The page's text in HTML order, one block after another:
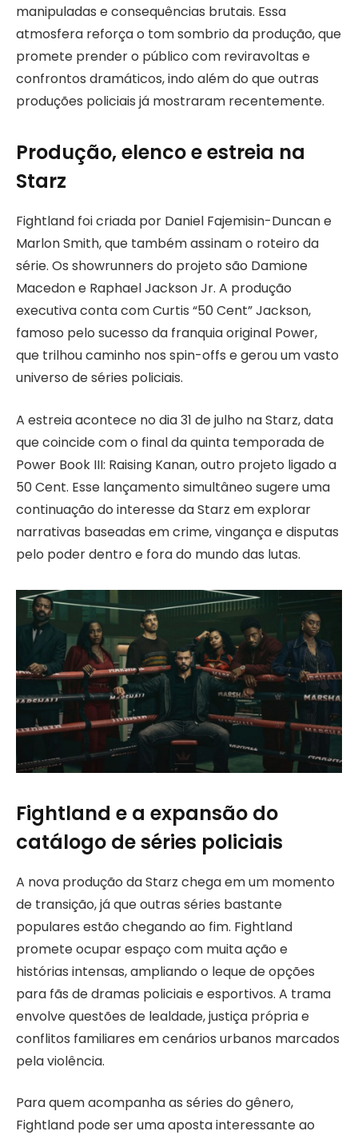
manipuladas e consequências brutais. Essa
atmosfera reforça o tom sombrio da produção, que
promete prender o público com reviravoltas e
confrontos dramáticos, indo além do que outras
produções policiais já mostraram recentemente.
Produção, elenco e estreia na
Starz
Fightland foi criada por Daniel Fajemisin-Duncan e
Marlon Smith, que também assinam o roteiro da
série. Os showrunners do projeto são Damione
Macedon e Raphael Jackson Jr. A produção
executiva conta com Curtis “50 Cent” Jackson,
famoso pelo sucesso da franquia original Power,
que trilhou caminho nos spin-offs e gerou um vasto
universo de séries policiais.
A estreia acontece no dia 31 de julho na Starz, data
que coincide com o final da quinta temporada de
Power Book III: Raising Kanan, outro projeto ligado a
50 Cent. Esse lançamento simultâneo sugere uma
continuação do interesse da Starz em explorar
narrativas baseadas em crime, vingança e disputas
pelo poder dentro e fora do mundo das lutas.
Fightland e a expansão do
catálogo de séries policiais
A nova produção da Starz chega em um momento
de transição, já que outras séries bastante
populares estão chegando ao fim. Fightland
promete ocupar espaço com muita ação e
histórias intensas, ampliando o leque de opções
para fãs de dramas policiais e esportivos. A trama
envolve questões de lealdade, justiça própria e
conflitos familiares em cenários urbanos marcados
pela violência.
Para quem acompanha as séries do gênero,
Fightland pode ser uma aposta interessante ao